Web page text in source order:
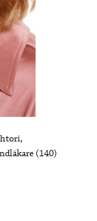
(140)